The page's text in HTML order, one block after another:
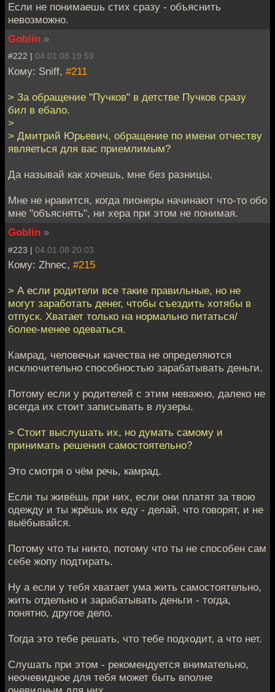
Если не понимаешь стих сразу - объяснить
невозможно.
Goblin »
#222 | 04.01.08 19:59
Кому: Sniff, #211
> За обращение "Пучков" в детстве Пучков сразу
бил в ебало.
>
> Дмитрий Юрьевич, обращение по имени отчеству
являеться для вас приемлимым?
Да называй как хочешь, мне без разницы.
Мне не нравится, когда пионеры начинают что-то обо
мне "объяснять", ни хера при этом не понимая.
Goblin »
#223 | 04.01.08 20:03
Кому: Zhnec, #215
> А если родители все такие правильные, но не
могут заработать денег, чтобы съездить хотябы в
отпуск. Хватает только на нормально питаться/
более-менее одеваться.
Камрад, человечьи качества не определяются
исключительно способностью зарабатывать деньги.
Потому если у родителей с этим неважно, далеко не
всегда их стоит записывать в лузеры.
> Стоит выслушать их, но думать самому и
принимать решения самостоятельно?
Это смотря о чём речь, камрад.
Если ты живёшь при них, если они платят за твою
одежду и ты жрёшь их еду - делай, что говорят, и не
выёбывайся.
Потому что ты никто, потому что ты не способен сам
себе жопу подтирать.
Ну а если у тебя хватает ума жить самостоятельно,
жить отдельно и зарабатывать деньги - тогда,
понятно, другое дело.
Тогда это тебе решать, что тебе подходит, а что нет.
Слушать при этом - рекомендуется внимательно,
неочевидное для тебя может быть вполне